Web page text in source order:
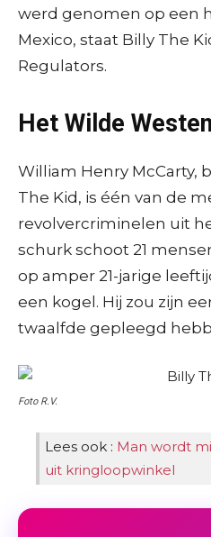
werd genomen op een
Mexico, staat Billy The
Regulators.
Het Wilde Westen
William Henry McCarty,
The Kid, is één van de
revolvercriminelen uit
schurk schoot 21
op amper 21-jarige
een kogel. Hij zou zijn
twaalfde gepleegd
Foto R.V.
Lees ook : Man wordt
uit kringloopwinkel